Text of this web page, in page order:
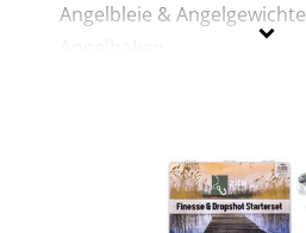
Angelbleie & Angelgewichte
Angelbekleidung